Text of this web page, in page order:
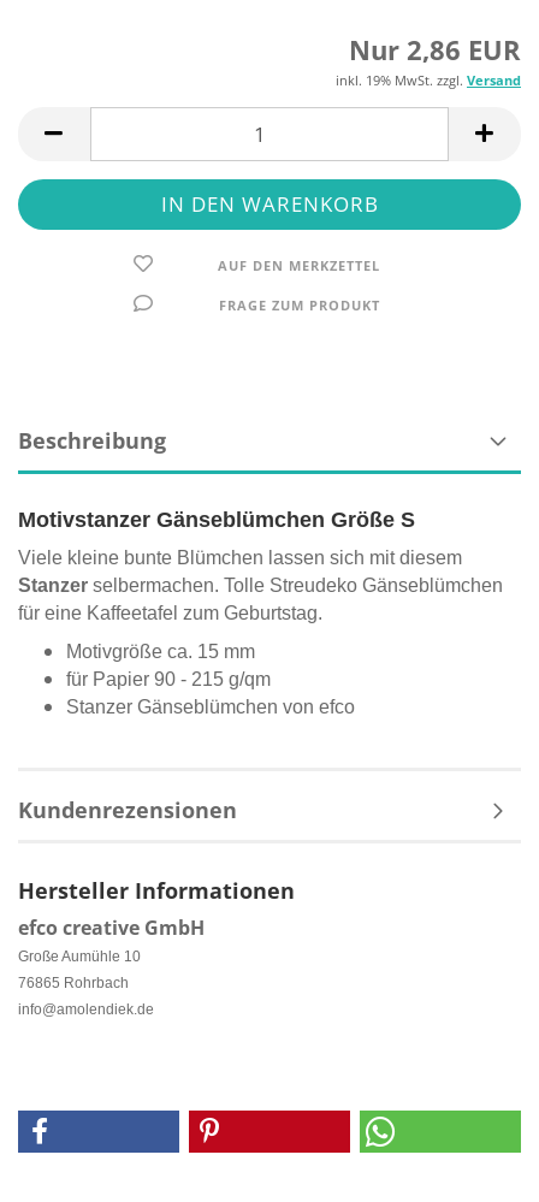
Nur 2,86 EUR
inkl. 19% MwSt. zzgl. Versand
AUF DEN MERKZETTEL
FRAGE ZUM PRODUKT
Beschreibung
Motivstanzer Gänseblümchen Größe S
Viele kleine bunte Blümchen lassen sich mit diesem
Stanzer selbermachen. Tolle Streudeko Gänseblümchen
für eine Kaffeetafel zum Geburtstag.
Motivgröße ca. 15 mm
für Papier 90 - 215 g/qm
Stanzer Gänseblümchen von efco
Kundenrezensionen
Hersteller Informationen
efco creative GmbH
Große Aumühle 10
76865 Rohrbach
info@amolendiek.de